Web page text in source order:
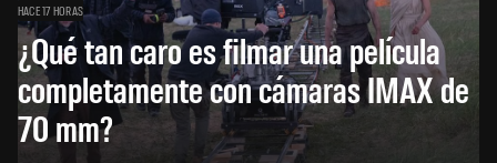
HACE 17 HORAS
¿Qué tan caro es filmar una película
completamente con cámaras IMAX de
70 mm?